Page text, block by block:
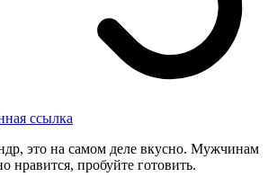
ссылка
это на самом деле вкусно. Мужчинам
нравится, пробуйте готовить.